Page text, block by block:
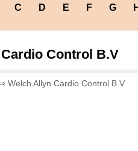
C D E F G H
Control B.V
Welch Allyn Cardio Control B.V